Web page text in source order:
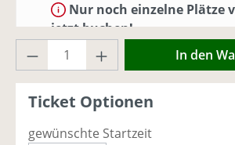
Nur noch einzelne Plätze
jetzt buchen!
Sa., 29.08.26, 10:00 - 17:30
PaintballFabrik|
Simmern / WW
Ausreichend Plätze
Produkt Anzahl: Gib den
In den
Ticket Optionen
gewünschte Startzeit